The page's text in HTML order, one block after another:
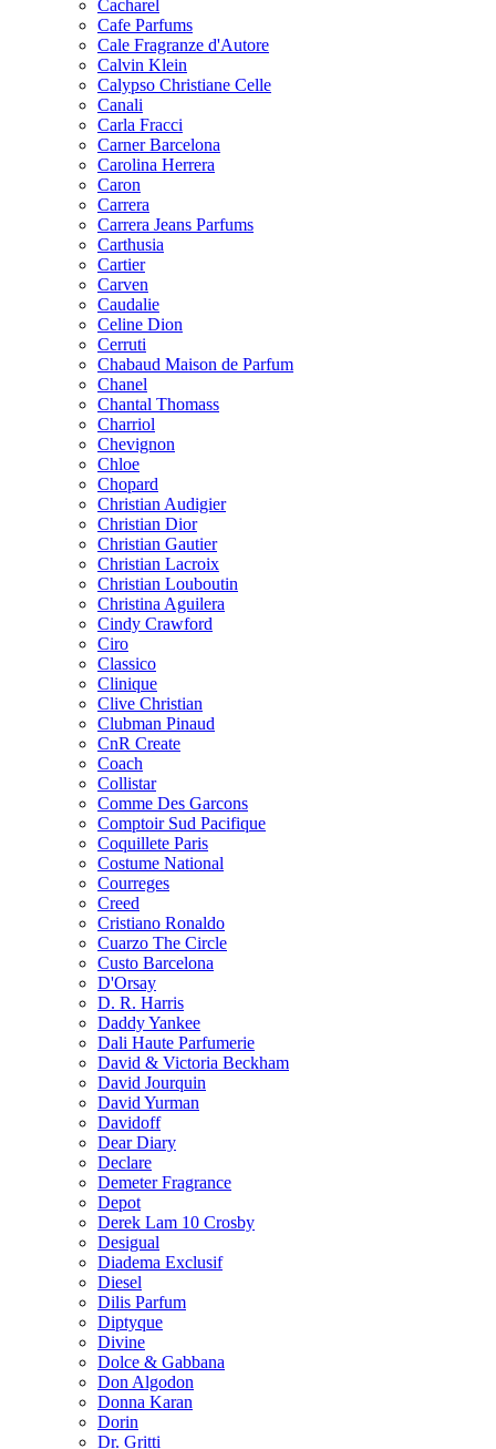
Cacharel
Cafe Parfums
Cale Fragranze d'Autore
Calvin Klein
Calypso Christiane Celle
Canali
Carla Fracci
Carner Barcelona
Carolina Herrera
Caron
Carrera
Carrera Jeans Parfums
Carthusia
Cartier
Carven
Caudalie
Celine Dion
Cerruti
Chabaud Maison de Parfum
Chanel
Chantal Thomass
Charriol
Chevignon
Chloe
Chopard
Christian Audigier
Christian Dior
Christian Gautier
Christian Lacroix
Christian Louboutin
Christina Aguilera
Cindy Crawford
Ciro
Classico
Clinique
Clive Christian
Clubman Pinaud
CnR Create
Coach
Collistar
Comme Des Garcons
Comptoir Sud Pacifique
Coquillete Paris
Costume National
Courreges
Creed
Cristiano Ronaldo
Cuarzo The Circle
Custo Barcelona
D'Orsay
D. R. Harris
Daddy Yankee
Dali Haute Parfumerie
David & Victoria Beckham
David Jourquin
David Yurman
Davidoff
Dear Diary
Declare
Demeter Fragrance
Depot
Derek Lam 10 Crosby
Desigual
Diadema Exclusif
Diesel
Dilis Parfum
Diptyque
Divine
Dolce & Gabbana
Don Algodon
Donna Karan
Dorin
Dr. Gritti